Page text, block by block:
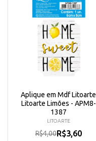
Aplique em Mdf Litoarte
Litoarte Limões - APM8-
1387
LITOARTE
R$4,00R$3,60